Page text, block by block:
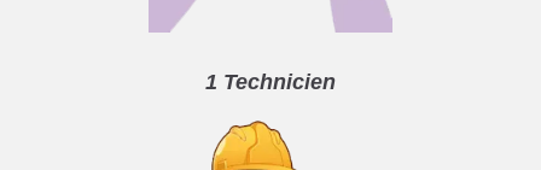
1 Technicien